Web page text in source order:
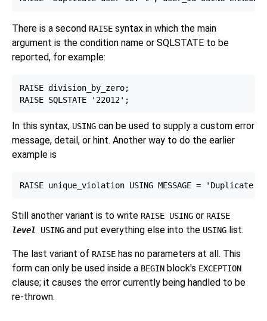
There is a second RAISE syntax in which the main
argument is the condition name or SQLSTATE to be
reported, for example:
RAISE division_by_zero;
In this syntax, USING can be used to supply a custom error
message, detail, or hint. Another way to do the earlier
example is
Still another variant is to write RAISE USING or RAISE
level
USING and put everything else into the USING list.
The last variant of RAISE has no parameters at all. This
form can only be used inside a BEGIN block's EXCEPTION
clause; it causes the error currently being handled to be
re-thrown.